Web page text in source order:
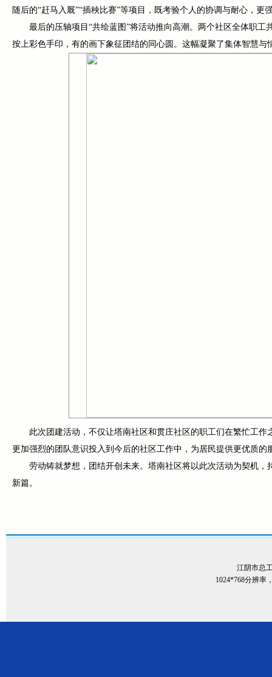
随后的“赶马入厩”“插秧比赛”等项目，既考验个人的协调与耐心，
最后的压轴项目“共绘蓝图”将活动推向高潮。两个社区全体职
按上彩色手印，有的画下象征团结的同心圆。这幅凝聚了集体智慧
此次团建活动，不仅让塔南社区和贯庄社区的职工们在繁忙工
更加强烈的团队意识投入到今后的社区工作中，为居民提供更优质的
劳动铸就梦想，团结开创未来。塔南社区将以此次活动为契机
新篇。
江阴市总
1024*768分辨率